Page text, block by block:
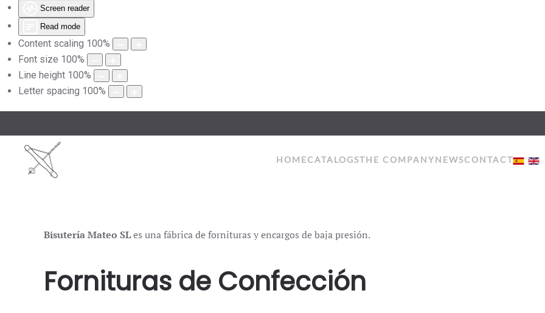
Screen reader
Read mode
Content scaling 100%
Font size 100%
Line height 100%
Letter spacing 100%
HOMECATALOGSTHE COMPANYNEWSCONTACT
Bisutería Mateo SLes una fábrica de fornituras y encargos de baja presión.
Fornituras de Confección